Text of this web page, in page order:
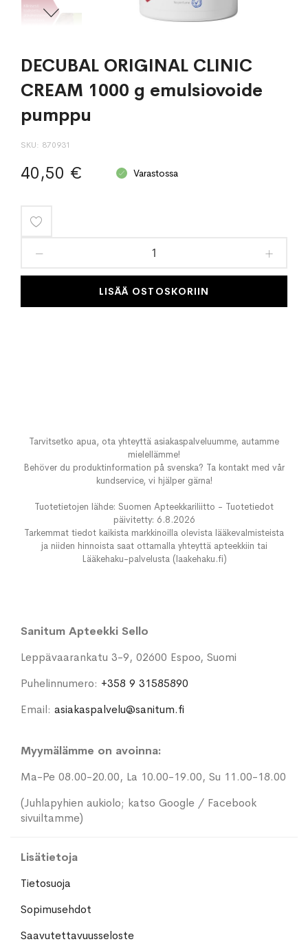
DECUBAL ORIGINAL CLINIC
CREAM 1000 g emulsiovoide
pumppu
SKU 870931
40,50 € Varastossa
toivelistaan
LISÄÄ OSTOSKORIIN
Tarvitsetko apua, ota yhteyttä asiakaspalveluumme, autamme
mielellämme!
Behöver du produktinformation på svenska? Ta kontakt med vår
kundservice, vi hjälper gärna!
Tuotetietojen lähde: Suomen Apteekkariliitto - Tuotetiedot
päivitetty: 6.8.2026
Tarkemmat tiedot kaikista markkinoilla olevista lääkevalmisteista
ja niiden hinnoista saat ottamalla yhteyttä apteekkiin tai
Lääkehaku-palvelusta (laakehaku.fi)
Sanitum Apteekki Sello
Leppävaarankatu 3-9, 02600 Espoo, Suomi
Puhelinnumero: +358 9 31585890
Email: asiakaspalvelu@sanitum.fi
Myymälämme on avoinna:
Ma-Pe 08.00-20.00, La 10.00-19.00, Su 11.00-18.00
(Juhlapyhien aukiolo; katso Google / Facebook
sivuiltamme)
Lisätietoja
Tietosuoja
Sopimusehdot
Saavutettavuusseloste